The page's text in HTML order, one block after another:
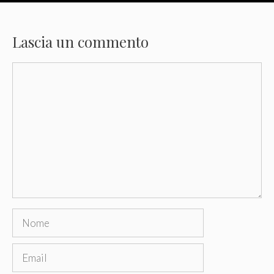
Lascia un commento
Nome
Email